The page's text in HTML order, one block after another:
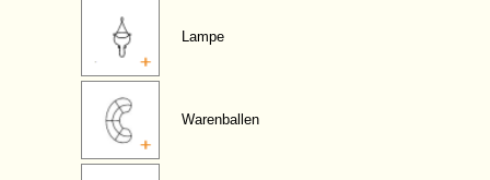
Lampe
Warenballen